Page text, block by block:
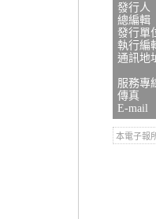
發行
總編
發行單
執行編
通訊地
中央
服務專
傳真
E-mail
本電子報